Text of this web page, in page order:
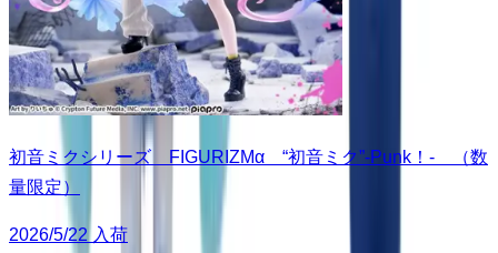
初音ミクシリーズ FIGURIZMα “初音ミク”-Punk！- （数
量限定）
2026/5/22 入荷